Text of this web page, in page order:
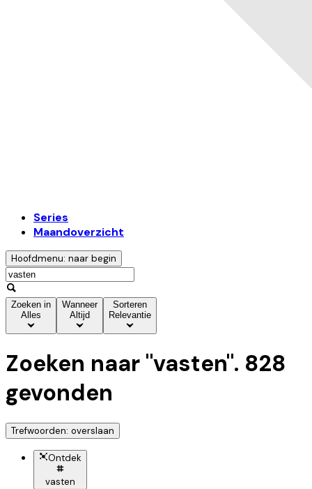
Series
Maandoverzicht
Hoofdmenu: naar begin
Zoeken in
Alles
Wanneer
Altijd
Sorteren
Relevantie
Zoeken naar "vasten". 828
gevonden
Trefwoorden: overslaan
Ontdek
vasten